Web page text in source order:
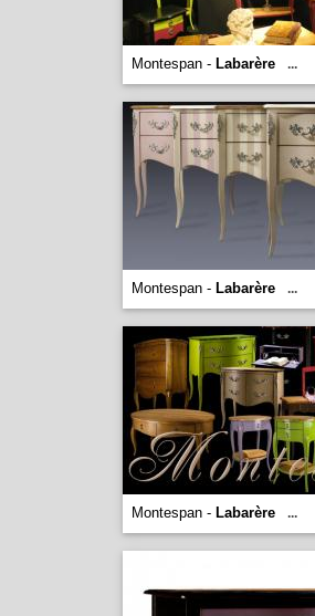
Montespan - Labarère ...
Montespan - Labarère ...
Montespan - Labarère ...